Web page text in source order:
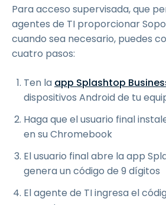
Para acceso supervisada, que
agentes de TI proporcionar
cuando sea necesario, puedes
cuatro pasos:
Ten la app Splashtop
dispositivos Android de tu
Haga que el usuario final
en su Chromebook
El usuario final abre la app
genera un código de 9 dígitos
El agente de TI ingresa el